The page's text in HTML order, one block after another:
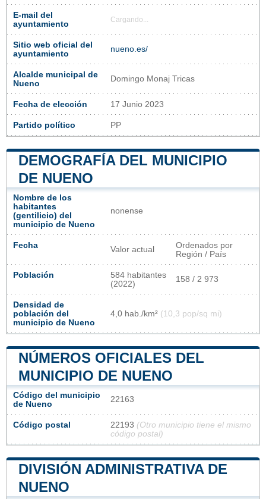
E-mail del
ayuntamiento
Cargando...
Sitio web oficial del
ayuntamiento
nueno.es/
Alcalde municipal de
Nueno
Domingo Monaj Tricas
Fecha de elección 17 Junio 2023
Partido político PP
DEMOGRAFÍA DEL MUNICIPIO
DE NUENO
Nombre de los
habitantes
(gentilicio) del
municipio de Nueno
nonense
Fecha Valor actual
Ordenados por
Región / País
Población
584 habitantes
(2022)
158 / 2 973
Densidad de
población del
municipio de Nueno
4,0 hab./km² (10,3 pop/sq mi)
NÚMEROS OFICIALES DEL
MUNICIPIO DE NUENO
Código del municipio
de Nueno
22163
Código postal 22193 (Otro municipio tiene el mismo
código postal)
DIVISIÓN ADMINISTRATIVA DE
NUENO